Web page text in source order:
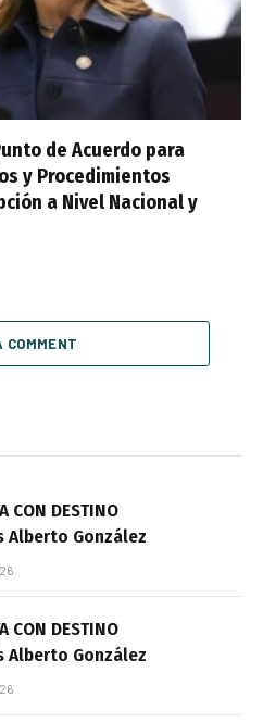
de Acuerdo para
y Procedimientos
a Nivel Nacional y
COMMENT
CON DESTINO
Alberto González
CON DESTINO
Alberto González